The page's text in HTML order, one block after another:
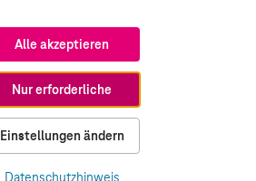
Alle akzeptieren
Nur erforderliche
Einstellungen ändern
Datenschutzhinweis